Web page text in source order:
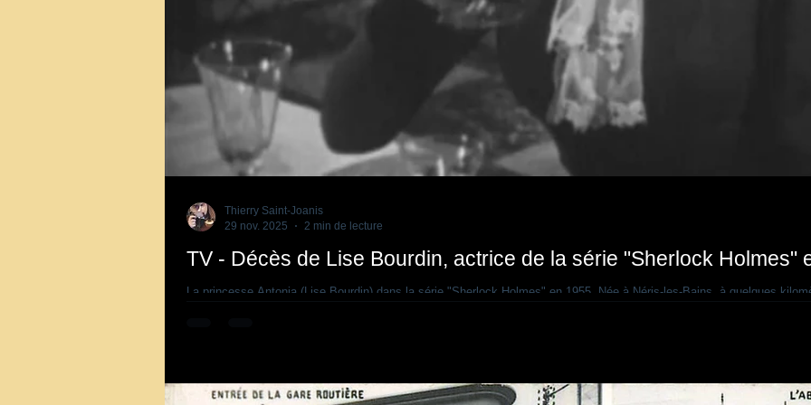
TV - Décès de Lise Bourdin, actrice de la série "Sherlock Holmes"
La princesse Antonia (Lise Bourdin) dans la série "Sherlock Holmes" en 1955. Née à Néris-les-Bains, à quelques
Thierry Saint-Joanis
29 nov. 2025
2 min de lecture